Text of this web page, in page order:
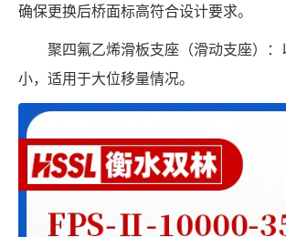
确保更换后桥面标高符合设计要求。
聚四氟乙烯滑板支座（滑动支座）
小，适用于大位移量情况。